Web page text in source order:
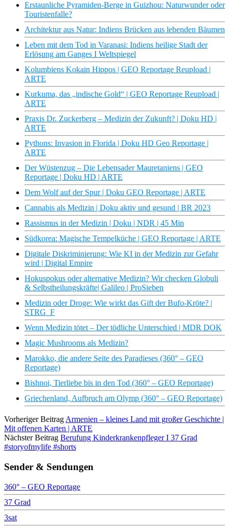
Erstaunliche Pyramiden-Berge in Guizhou: Naturwunder oder
Touristenfalle?
Architektur aus Natur: Indiens Brücken aus lebenden Bäumen
Leben mit dem Tod in Varanasi: Indiens heilige Stadt der
Erlösung am Ganges I Weltspiegel
Kolumbiens Kokain Hippos | GEO Reportage Reupload |
ARTE
Kurkuma, das „indische Gold“ | GEO Reportage Reupload |
ARTE
Praxis Dr. Zuckerberg – Medizin der Zukunft? | Doku HD |
ARTE
Pythons: Invasion in Florida | Doku HD Geo Reportage |
ARTE
Der Wüstenzug – Die Lebensader Mauretaniens | GEO
Reportage | Doku HD | ARTE
Dem Wolf auf der Spur | Doku GEO Reportage | ARTE
Cannabis als Medizin | Doku aktiv und gesund | BR 2023
Rassismus in der Medizin | Doku | NDR | 45 Min
Südkorea: Magische Tempelküche | GEO Reportage | ARTE
Digitale Diskriminierung: Wie KI in der Medizin zur Gefahr
wird | Digital Empire
Hokuspokus oder alternative Medizin? Wir checken Globuli
& Selbstheilungskräfte| Galileo | ProSieben
Medizin oder Droge: Wie wirkt das Gift der Bufo-Kröte? |
STRG_F
Wenn Medizin tötet – Der tödliche Unterschied | MDR DOK
Magic Mushrooms als Medizin?
Marokko, die andere Seite des Paradieses (360° – GEO
Reportage)
Bishnoi, Tierliebe bis in den Tod (360° – GEO Reportage)
Griechenland, Aufbruch am Olymp (360° – GEO Reportage)
Vorheriger Beitrag Armenien – kleines Land mit großer Geschichte |
Mit offenen Karten | ARTE
Nächster Beitrag Berufung Kinderkrankenpfleger I 37 Grad
#storyofmylife #shorts
Sender & Sendungen
360° – GEO Reportage
37 Grad
3sat